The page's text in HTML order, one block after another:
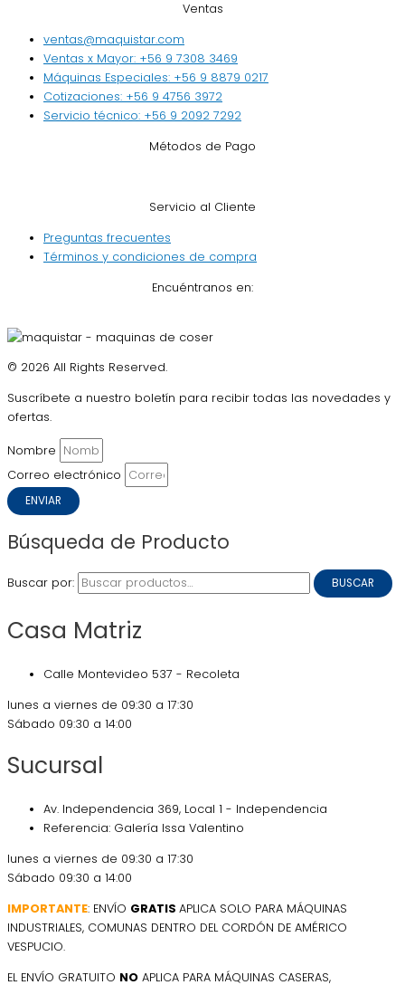
Ventas
ventas@maquistar.com
Ventas x Mayor: +56 9 7308 3469
Máquinas Especiales: +56 9 8879 0217
Cotizaciones: +56 9 4756 3972
Servicio técnico: +56 9 2092 7292
Métodos de Pago
Servicio al Cliente
Preguntas frecuentes
Términos y condiciones de compra
Encuéntranos en:
© 2026 All Rights Reserved.
Suscríbete a nuestro boletín para recibir todas las novedades y
ofertas.
Nombre
Correo electrónico
ENVIAR
Búsqueda de Producto
Buscar por: BUSCAR
Casa Matriz
Calle Montevideo 537 - Recoleta
lunes a viernes de 09:30 a 17:30
Sábado 09:30 a 14:00
Sucursal
Av. Independencia 369, Local 1 - Independencia
Referencia: Galería Issa Valentino
lunes a viernes de 09:30 a 17:30
Sábado 09:30 a 14:00
IMPORTANTE: ENVÍO GRATIS APLICA SOLO PARA MÁQUINAS
INDUSTRIALES, COMUNAS DENTRO DEL CORDÓN DE AMÉRICO
VESPUCIO.
EL ENVÍO GRATUITO NO APLICA PARA MÁQUINAS CASERAS,